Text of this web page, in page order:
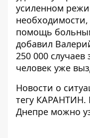
усиленном
помощь
добавил
250 000
человек уже
Новости о
тегу КАРАНТИН.
Днепре можно